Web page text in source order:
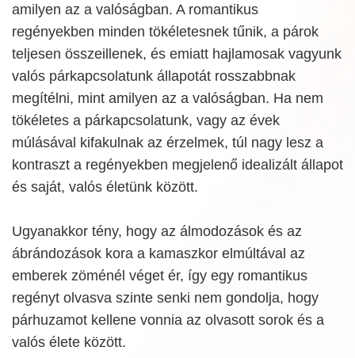
amilyen az a valóságban. A romantikus
regényekben minden tökéletesnek tűnik, a párok
teljesen összeillenek, és emiatt hajlamosak vagyunk
valós párkapcsolatunk állapotát rosszabbnak
megítélni, mint amilyen az a valóságban. Ha nem
tökéletes a párkapcsolatunk, vagy az évek
múlásával kifakulnak az érzelmek, túl nagy lesz a
kontraszt a regényekben megjelenő idealizált állapot
és saját, valós életünk között.
Ugyanakkor tény, hogy az álmodozások és az
ábrándozások kora a kamaszkor elmúltával az
emberek zöménél véget ér, így egy romantikus
regényt olvasva szinte senki nem gondolja, hogy
párhuzamot kellene vonnia az olvasott sorok és a
valós élete között.